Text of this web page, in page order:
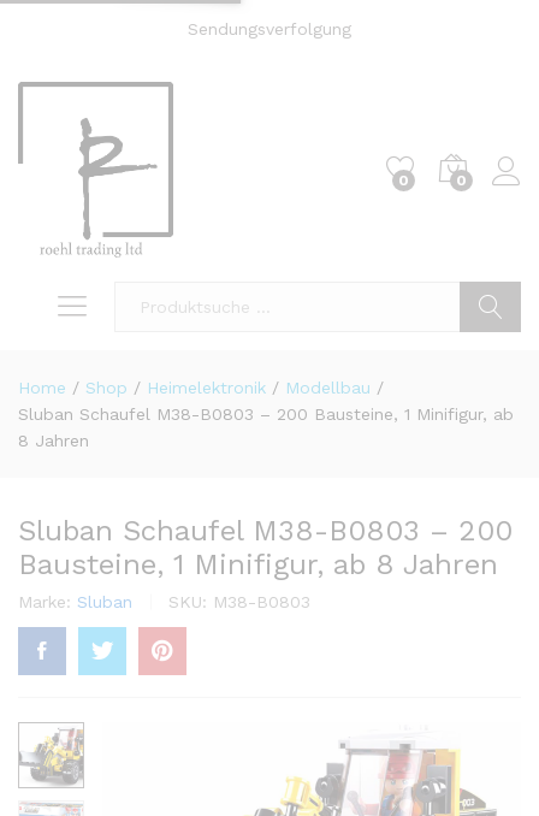
Sendungsverfolgung
0 0
Home / Shop / Heimelektronik / Modellbau /
Sluban Schaufel M38-B0803 – 200 Bausteine, 1 Minifigur, ab
8 Jahren
Sluban Schaufel M38-B0803 – 200
Bausteine, 1 Minifigur, ab 8 Jahren
Marke: Sluban SKU: M38-B0803